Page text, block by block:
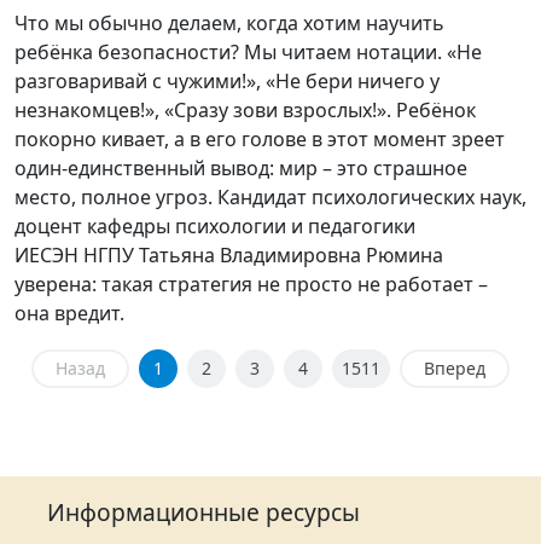
Что мы обычно делаем, когда хотим научить
ребёнка безопасности? Мы читаем нотации. «Не
разговаривай с чужими!», «Не бери ничего у
незнакомцев!», «Сразу зови взрослых!». Ребёнок
покорно кивает, а в его голове в этот момент зреет
один-единственный вывод: мир – это страшное
место, полное угроз. Кандидат психологических наук,
доцент кафедры психологии и педагогики
ИЕСЭН НГПУ Татьяна Владимировна Рюмина
уверена: такая стратегия не просто не работает –
она вредит.
Назад 1 2 3 4 1511 Вперед
Информационные ресурсы